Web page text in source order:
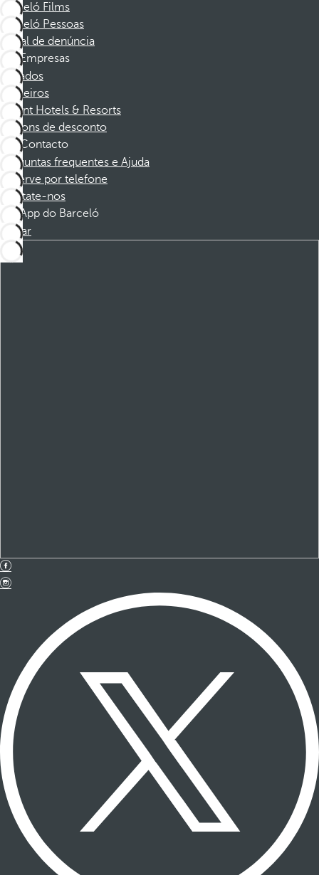
Barceló Films
Barceló Pessoas
Canal de denúncia
Empresas
Afiliados
Parceiros
Dorint Hotels & Resorts
Cupons de desconto
Contacto
Perguntas frequentes e Ajuda
Reserve por telefone
Contate-nos
App do Barceló
Baixar